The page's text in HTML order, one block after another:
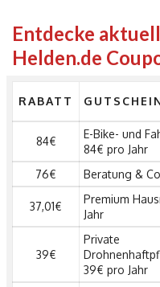
Entdecke
Helden.de
RABATT
84€
E-Bike- und
84€ pro Jahr
76€
Beratung &
37,01€
Premium
Jahr
39€
Private
39€ pro Jahr